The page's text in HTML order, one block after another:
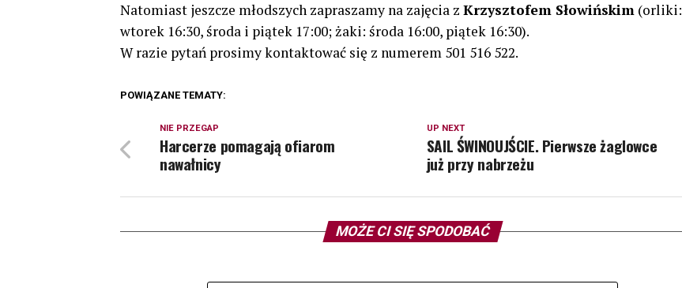
Natomiast jeszcze młodszych zapraszamy na zajęcia z Krzysztofem Słowińskim (orliki:
wtorek 16:30, środa i piątek 17:00; żaki: środa 16:00, piątek 16:30).
W razie pytań prosimy kontaktować się z numerem 501 516 522.
POWIĄZANE TEMATY:
UP NEXT
SAIL ŚWINOUJŚCIE. Pierwsze żaglowce
już przy nabrzeżu
NIE PRZEGAP
Harcerze pomagają ofiarom
nawałnicy
MOŻE CI SIĘ SPODOBAĆ